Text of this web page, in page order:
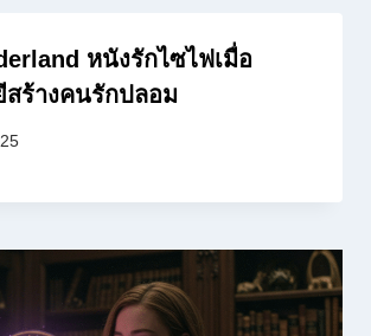
หนังรักไซไฟเมื่อ
สร้างคนรักปลอม